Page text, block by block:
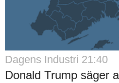
Dagens Industri 21:40
Donald Trump säger